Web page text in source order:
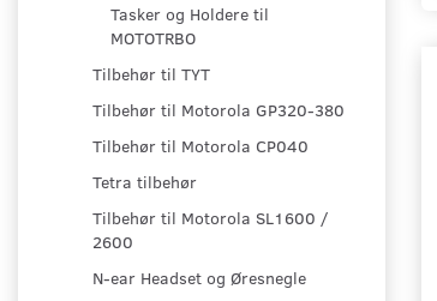
Tasker og Holdere til
MOTOTRBO
Tilbehør til TYT
Tilbehør til Motorola GP320-380
Tilbehør til Motorola CP040
Tetra tilbehør
Tilbehør til Motorola SL1600 /
2600
N-ear Headset og Øresnegle